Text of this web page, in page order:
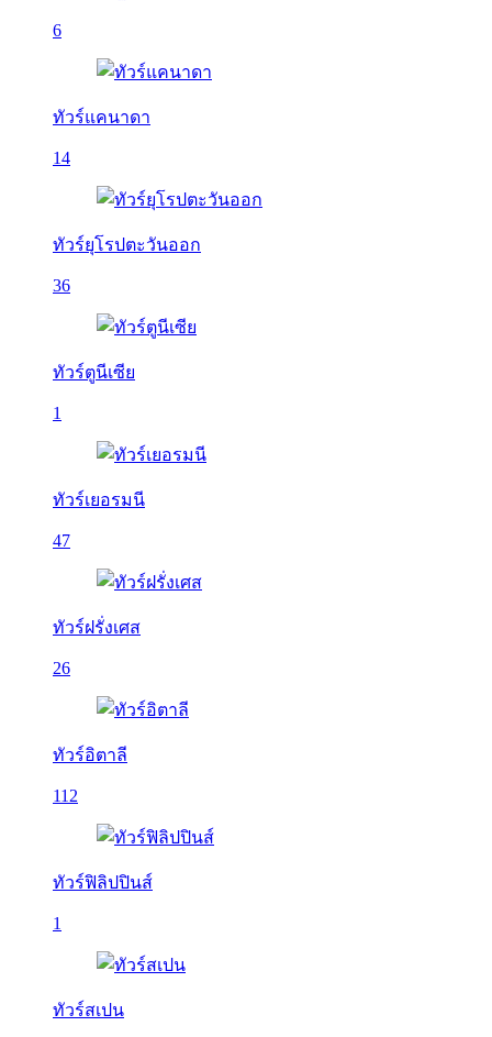
6
ทัวร์แคนาดา
14
ทัวร์ยุโรปตะวันออก
36
ทัวร์ตูนีเซีย
1
ทัวร์เยอรมนี
47
ทัวร์ฝรั่งเศส
26
ทัวร์อิตาลี
112
ทัวร์ฟิลิปปินส์
1
ทัวร์สเปน